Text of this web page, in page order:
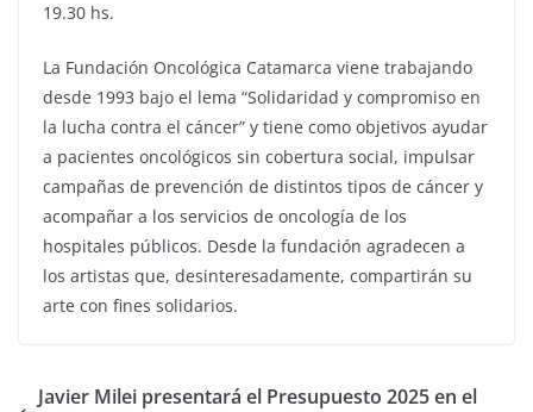
19.30 hs.
La Fundación Oncológica Catamarca viene trabajando
desde 1993 bajo el lema “Solidaridad y compromiso en
la lucha contra el cáncer” y tiene como objetivos ayudar
a pacientes oncológicos sin cobertura social, impulsar
campañas de prevención de distintos tipos de cáncer y
acompañar a los servicios de oncología de los
hospitales públicos. Desde la fundación agradecen a
los artistas que, desinteresadamente, compartirán su
arte con fines solidarios.
Javier Milei presentará el Presupuesto 2025 en el